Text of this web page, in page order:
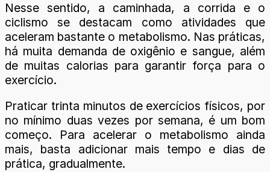
Nesse sentido, a caminhada, a corrida e o
ciclismo se destacam como atividades que
aceleram bastante o metabolismo. Nas práticas,
há muita demanda de oxigênio e sangue, além
de muitas calorias para garantir força para o
exercício.
Praticar trinta minutos de exercícios físicos, por
no mínimo duas vezes por semana, é um bom
começo. Para acelerar o metabolismo ainda
mais, basta adicionar mais tempo e dias de
prática, gradualmente.